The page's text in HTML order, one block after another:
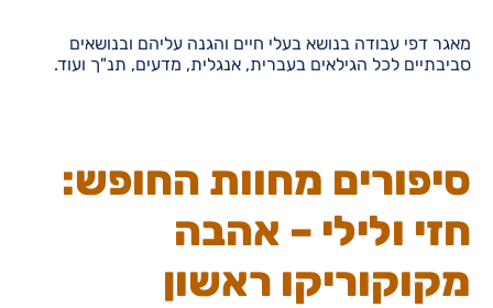
מאגר דפי עבודה בנושא בעלי חיים והגנה עליהם ובנושאים
סביבתיים לכל הגילאים בעברית, אנגלית, מדעים, תנ"ך ועוד.
סיפורים מחוות החופש:
חזי ולילי – אהבה
מקוקוריקו ראשון